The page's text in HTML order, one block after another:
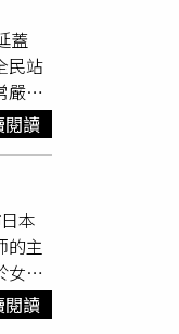
人
利
人壽
能與
史新
勁資
人
年
獲利
，逐
高，
蓋
民站
嚴
民進
李乾
接
長
日前
民黨
，新
黨不
閱讀
本
的主
女主
金5
，問
閱讀